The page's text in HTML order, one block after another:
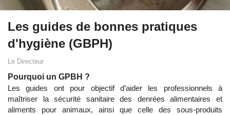
Les guides de bonnes pratiques
d'hygiène (GBPH)
Le Directeur
Pourquoi un GPBH ?
Les guides ont pour objectif d’aider les professionnels à
maîtriser la sécurité sanitaire des denrées alimentaires et
aliments pour animaux, ainsi que celle des sous-produits